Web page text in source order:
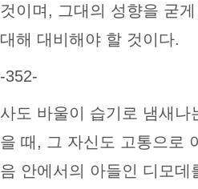
것이며, 그대의 성향을 굳
대해 대비해야 할 것이다.
-352-
사도 바울이 습기로 냄새나
을 때, 그 자신도 고통으로
음 안에서의 아들인 디모데